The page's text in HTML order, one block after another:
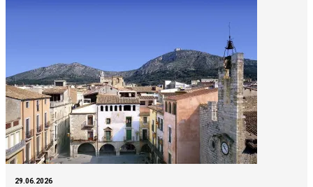
29.06.2026